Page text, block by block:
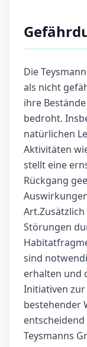
Die
als nicht
ihre
bedroht.
natürlichen
Aktivitäten
stellt eine
Rückgang
Störungen
sind
erhalten und
Initiativen
bestehender
Teysmanns